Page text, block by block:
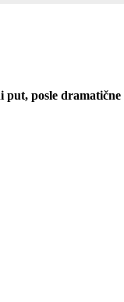
posle dramatične